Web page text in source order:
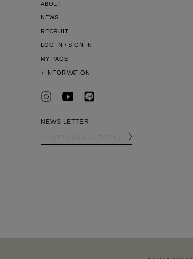
ABOUT
NEWS
RECRUIT
LOG IN / SIGN IN
MY PAGE
+ INFORMATION
NEWS LETTER